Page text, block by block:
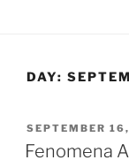
DAY:
POSTED
ON
SEPTEMBER
Fenomena